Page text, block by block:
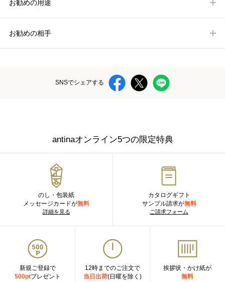
お勧めの用途
お勧めの相手
SNSでシェアする
antinaオンライン5つの限定特典
のし・包装紙
メッセージカードが無料
詳細を見る
カタログギフト
サンプル請求が無料
ご請求フォーム
新規ご登録で
500ptプレゼント
12時までのご注文で
当日出荷(日曜を除く)
挨拶状・かけ紙が
無料